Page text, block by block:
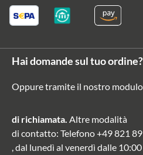
Hai domande sul tuo ordine?
Oppure tramite il nostro
di richiamata. Altre modalità
di contatto: Telefono+49 821
, dal lunedì al venerdì dalle